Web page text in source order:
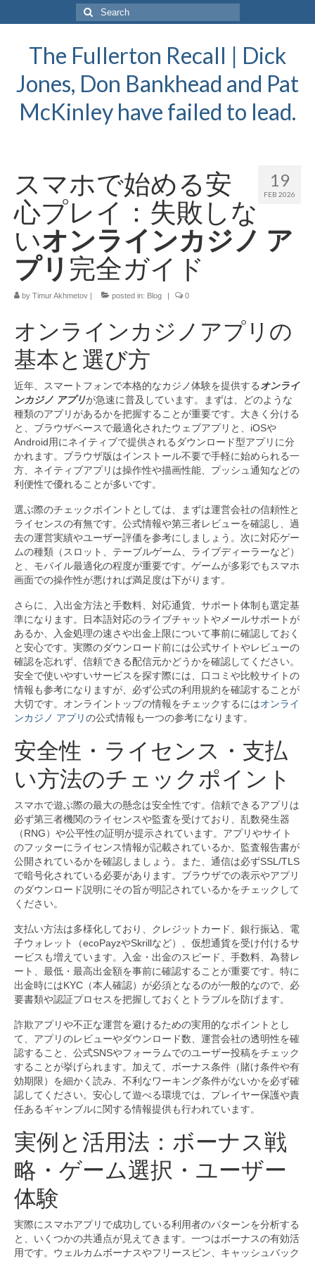
Search
for:
The Fullerton Recall | Dick
Jones, Don Bankhead and Pat
McKinley have failed to lead.
19
FEB 2026
スマホで始める安
心プレイ：失敗しな
いオンラインカジノ ア
プリ 完全ガイド
by Timur Akhmetov | posted in: Blog | 0
オンラインカジノアプリの
基本と選び方
近年、スマートフォンで本格的なカジノ体験を提供するオンライ
ンカジノ アプリが急速に普及しています。まずは、どのような
種類のアプリがあるかを把握することが重要です。大きく分ける
と、ブラウザベースで最適化されたウェブアプリと、iOSや
Android用にネイティブで提供されるダウンロード型アプリに分
かれます。ブラウザ版はインストール不要で手軽に始められる一
方、ネイティブアプリは操作性や描画性能、プッシュ通知などの
利便性で優れることが多いです。
選ぶ際のチェックポイントとしては、まずは運営会社の信頼性と
ライセンスの有無です。公式情報や第三者レビューを確認し、過
去の運営実績やユーザー評価を参考にしましょう。次に対応ゲー
ムの種類（スロット、テーブルゲーム、ライブディーラーなど）
と、モバイル最適化の程度が重要です。ゲームが多彩でもスマホ
画面での操作性が悪ければ満足度は下がります。
さらに、入出金方法と手数料、対応通貨、サポート体制も選定基
準になります。日本語対応のライブチャットやメールサポートが
あるか、入金処理の速さや出金上限について事前に確認しておく
と安心です。実際のダウンロード前には公式サイトやレビューの
確認を忘れず、信頼できる配信元かどうかを確認してください。
安全で使いやすいサービスを探す際には、口コミや比較サイトの
情報も参考になりますが、必ず公式の利用規約を確認することが
大切です。オンライントップの情報をチェックするにはオンライ
ンカジノ アプリの公式情報も一つの参考になります。
安全性・ライセンス・支払
い方法のチェックポイント
スマホで遊ぶ際の最大の懸念は安全性です。信頼できるアプリは
必ず第三者機関のライセンスや監査を受けており、乱数発生器
（RNG）や公平性の証明が提示されています。アプリやサイト
のフッターにライセンス情報が記載されているか、監査報告書が
公開されているかを確認しましょう。また、通信は必ずSSL/TLS
で暗号化されている必要があります。ブラウザでの表示やアプリ
のダウンロード説明にその旨が明記されているかをチェックして
ください。
支払い方法は多様化しており、クレジットカード、銀行振込、電
子ウォレット（ecoPayzやSkrillなど）、仮想通貨を受け付けるサ
ービスも増えています。入金・出金のスピード、手数料、為替レ
ート、最低・最高出金額を事前に確認することが重要です。特に
出金時にはKYC（本人確認）が必須となるのが一般的なので、必
要書類や認証プロセスを把握しておくとトラブルを防げます。
詐欺アプリや不正な運営を避けるための実用的なポイントとし
て、アプリのレビューやダウンロード数、運営会社の透明性を確
認すること、公式SNSやフォーラムでのユーザー投稿をチェック
することが挙げられます。加えて、ボーナス条件（賭け条件や有
効期限）を細かく読み、不利なワーキング条件がないかを必ず確
認してください。安心して遊べる環境では、プレイヤー保護や責
任あるギャンブルに関する情報提供も行われています。
実例と活用法：ボーナス戦
略・ゲーム選択・ユーザー
体験
実際にスマホアプリで成功している利用者のパターンを分析する
と、いくつかの共通点が見えてきます。一つはボーナスの有効活
用です。ウェルカムボーナスやフリースピン、キャッシュバック